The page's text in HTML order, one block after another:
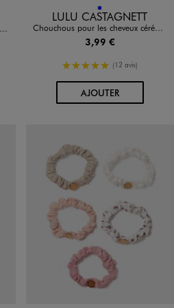
Disponible en 1 coloris
BLEU
LULU CASTAGNETT
Chouchous pour les cheveux cérémonie fille (lot de 2) - LuluCastagnette
3,99 €
5/5 de moyenne
(12 avis)
AJOUTERAU PANIER